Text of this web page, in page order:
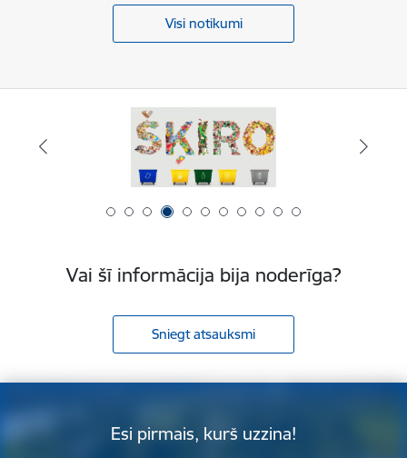
Visi notikumi
Vai šī informācija bija noderīga?
Sniegt atsauksmi
Esi pirmais, kurš uzzina!